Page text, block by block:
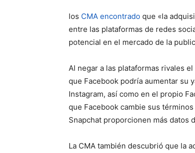
los CMA encontrado que «la
entre las plataformas de redes
potencial en el mercado de la
Al negar a las plataformas rivales
que Facebook podría aumentar su
Instagram, así como en el propio
que Facebook cambie sus
Snapchat proporcionen más datos
La CMA también descubrió que la